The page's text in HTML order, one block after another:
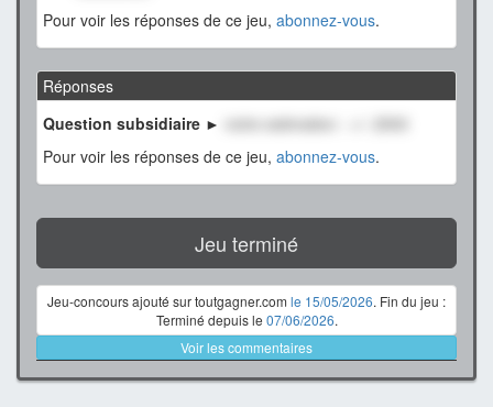
Pour voir les réponses de ce jeu, abonnez-vous.
Réponses
Question subsidiaire ►
notre estimation : +/- 2500
Pour voir les réponses de ce jeu, abonnez-vous.
Jeu terminé
Jeu-concours ajouté sur toutgagner.com le 15/05/2026. Fin du jeu :
Terminé depuis le 07/06/2026.
Voir les commentaires